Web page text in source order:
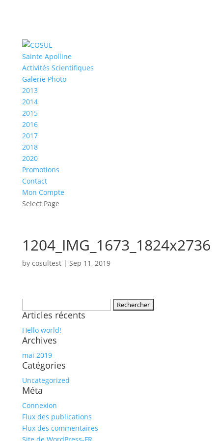
Sainte Apolline
Activités Scientifiques
Galerie Photo
2013
2014
2015
2016
2017
2018
2020
Promotions
Contact
Mon Compte
Select Page
1204_IMG_1673_1824x2736
by cosultest| Sep 11, 2019
Articles récents
Hello world!
Archives
mai 2019
Catégories
Uncategorized
Méta
Connexion
Flux des publications
Flux des commentaires